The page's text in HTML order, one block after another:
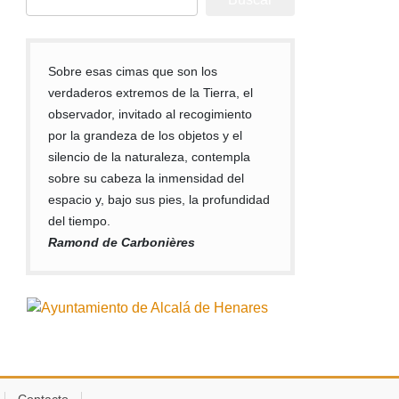
Sobre esas cimas que son los
verdaderos extremos de la Tierra, el
observador, invitado al recogimiento
por la grandeza de los objetos y el
silencio de la naturaleza, contempla
sobre su cabeza la inmensidad del
espacio y, bajo sus pies, la profundidad
del tiempo.
Ramond de Carbonières